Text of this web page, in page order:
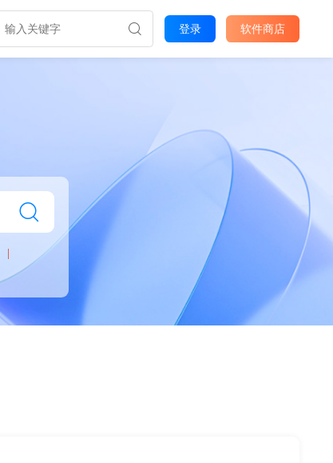
登录 软件商店